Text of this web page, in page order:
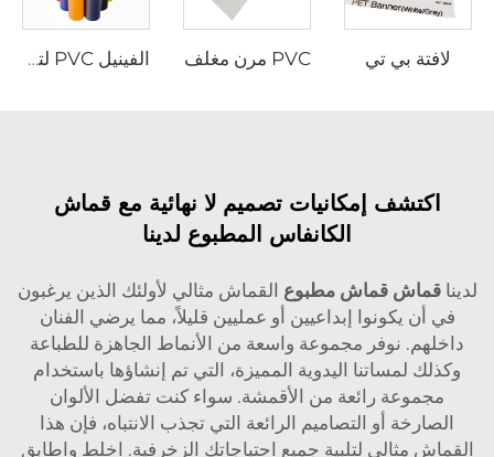
لافتة بي تي PVC مرن مغلف الفينيل PVC لتحويل الحرارة
اكتشف إمكانيات تصميم لا نهائية مع قماش
الكانفاس المطبوع لدينا
لديناقماش قماش مطبوع القماش مثالي لأولئك الذين يرغبون
في أن يكونوا إبداعيين أو عمليين قليلاً، مما يرضي الفنان
داخلهم. نوفر مجموعة واسعة من الأنماط الجاهزة للطباعة
وكذلك لمساتنا اليدوية المميزة، التي تم إنشاؤها باستخدام
مجموعة رائعة من الأقمشة. سواء كنت تفضل الألوان
الصارخة أو التصاميم الرائعة التي تجذب الانتباه، فإن هذا
القماش مثالي لتلبية جميع احتياجاتك الزخرفية. اخلط واطابق